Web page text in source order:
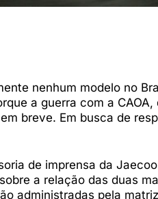
nenhum modelo no
a guerra com a
breve. Em busca de
de imprensa da
a relação das duas
administradas pela